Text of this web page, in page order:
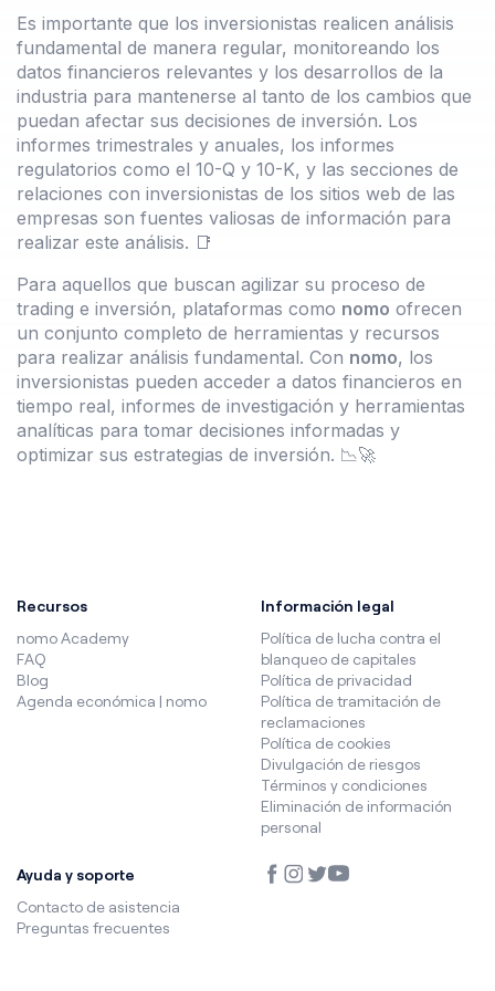
Es importante que los inversionistas realicen análisis
fundamental de manera regular, monitoreando los
datos financieros relevantes y los desarrollos de la
industria para mantenerse al tanto de los cambios que
puedan afectar sus decisiones de inversión. Los
informes trimestrales y anuales, los informes
regulatorios como el 10-Q y 10-K, y las secciones de
relaciones con inversionistas de los sitios web de las
empresas son fuentes valiosas de información para
realizar este análisis. 📑
Para aquellos que buscan agilizar su proceso de
trading e inversión, plataformas como nomo ofrecen
un conjunto completo de herramientas y recursos
para realizar análisis fundamental. Con nomo, los
inversionistas pueden acceder a datos financieros en
tiempo real, informes de investigación y herramientas
analíticas para tomar decisiones informadas y
optimizar sus estrategias de inversión. 📉🚀
Recursos
nomo Academy
FAQ
Blog
Agenda económica | nomo
Información legal
Política de lucha contra el
blanqueo de capitales
Política de privacidad
Política de tramitación de
reclamaciones
Política de cookies
Divulgación de riesgos
Términos y condiciones
Eliminación de información
personal
Ayuda y soporte
Contacto de asistencia
Preguntas frecuentes